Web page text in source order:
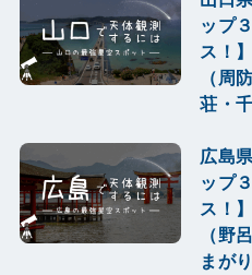
ップ
ス！
（周
荘・
広島
ップ
ス！
（野
まが